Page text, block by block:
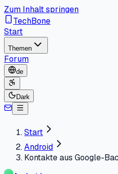
Zum Inhalt springen
TechBone
Start
Themen
Forum
de
Dark
Start
Android
Kontakte aus Google-